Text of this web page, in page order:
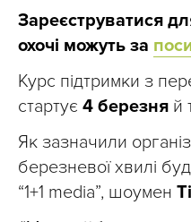
Зареєструватися
охочі можуть за
Курс підтримки з
стартує 4 березня й
Як зазначили
березневої хвилі
“1+1 media”, шоумен